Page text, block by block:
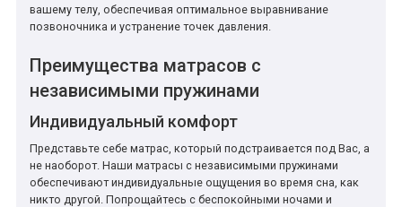
вашему телу, обеспечивая оптимальное выравнивание
позвоночника и устранение точек давления.
Преимущества матрасов с
независимыми пружинами
Индивидуальный комфорт
Представьте себе матрас, который подстраивается под Вас, а
не наоборот. Наши матрасы с независимыми пружинами
обеспечивают индивидуальные ощущения во время сна, как
никто другой. Попрощайтесь с беспокойными ночами и